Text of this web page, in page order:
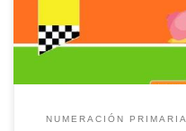
NUMERACIÓN PRIMARIA